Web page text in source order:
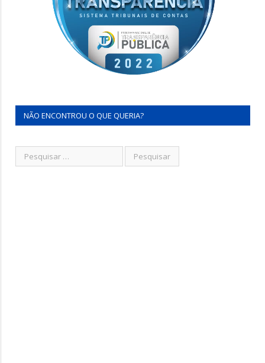
NÃO ENCONTROU O QUE QUERIA?